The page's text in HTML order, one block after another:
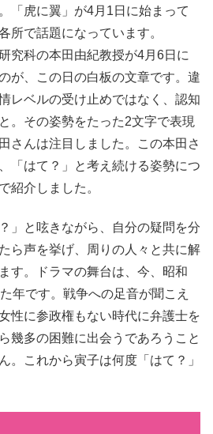
「虎に翼」が4月1日に始まって
所で話題になっています。
究科の本田由紀教授が4月6日に
が、この日の白板の文章です。違
レベルの受け止めではなく、認知
。その姿勢をたった2文字で表現
さんは注目しました。この本田さ
「はて？」と考え続ける姿勢につ
紹介しました。
」と呟きながら、自分の疑問を分
ら声を挙げ、周りの人々と共に解
す。ドラマの舞台は、今、昭和
年です。戦争への足音が聞こえ
性に参政権もない時代に弁護士を
幾多の困難に出会うであろうこと
。これから寅子は何度「はて？」